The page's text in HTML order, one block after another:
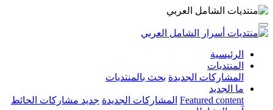
الرئيسية
المنتديات
المشاركات الجديدة بحث بالمنتديات
ما الجديد
Featured content المشاركات الجديدة جديد مشاركات الحائط